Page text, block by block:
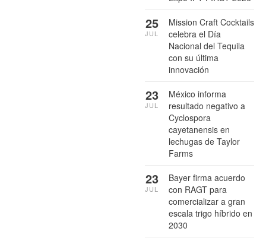
Mission Craft Cocktails
celebra el Día
Nacional del Tequila
con su última
innovación
25
JUL
México informa
resultado negativo a
Cyclospora
cayetanensis en
lechugas de Taylor
Farms
23
JUL
Bayer firma acuerdo
con RAGT para
comercializar a gran
escala trigo híbrido en
2030
23
JUL